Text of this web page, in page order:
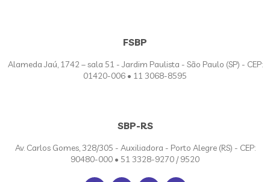
FSBP
Alameda Jaú, 1742 – sala 51 - Jardim Paulista - São Paulo (SP) - CEP:
01420-006 • 11 3068-8595
SBP-RS
Av. Carlos Gomes, 328/305 - Auxiliadora - Porto Alegre (RS) - CEP:
90480-000 • 51 3328-9270 / 9520